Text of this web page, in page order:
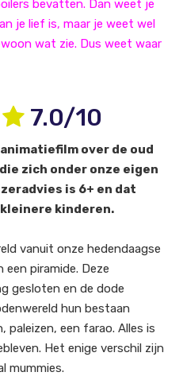
bevatten. Dan weet je
je lief is, maar je weet wel
wat zie. Dus weet waar
7.0/10
over de oud
zich onder onze eigen
is 6+ en dat
kinderen.
vanuit onze hedendaagse
piramide. Deze
gesloten en de dode
hun bestaan
een farao. Alles is
Het enige verschil zijn
mummies.